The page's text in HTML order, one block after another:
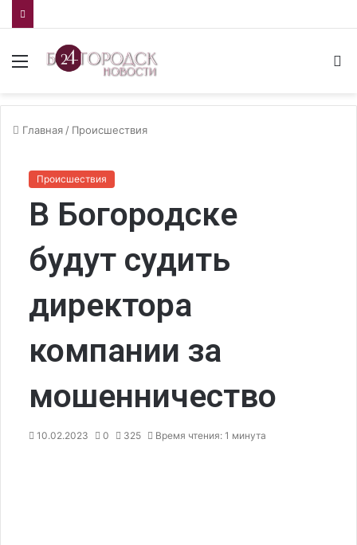
Меню
Главная / Происшествия
Происшествия
В Богородске
будут судить
директора
компании за
мошенничество
10.02.2023 0 325 Время чтения: 1 минута